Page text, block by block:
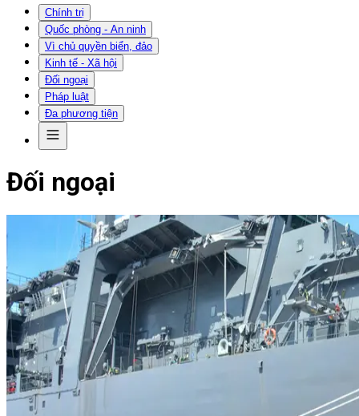
Chính trị
Quốc phòng - An ninh
Vì chủ quyền biển, đảo
Kinh tế - Xã hội
Đối ngoại
Pháp luật
Đa phương tiện
Đối ngoại